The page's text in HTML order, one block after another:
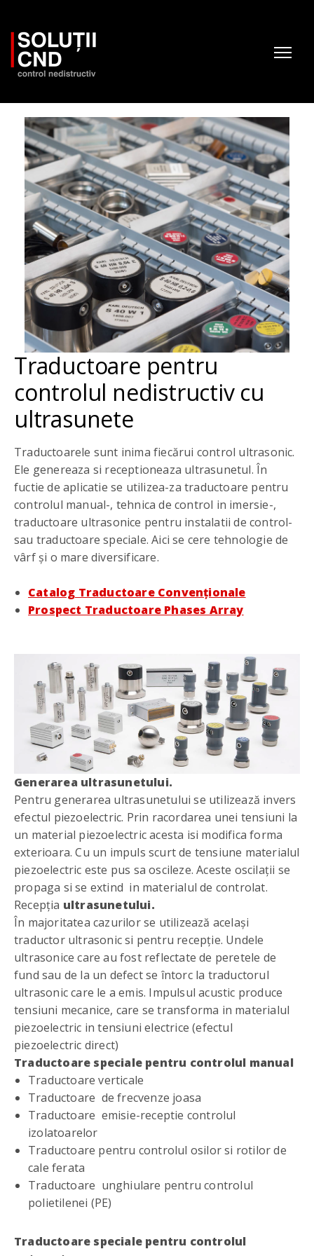
Traductoare pentru
controlul nedistructiv cu
ultrasunete
Traductoarele sunt inima fiecărui control ultrasonic.
Ele genereaza si receptioneaza ultrasunetul. În
fuctie de aplicatie se utilizea-za traductoare pentru
controlul manual-, tehnica de control in imersie-,
traductoare ultrasonice pentru instalatii de control-
sau traductoare speciale. Aici se cere tehnologie de
vârf și o mare diversificare.
Catalog Traductoare Convenționale
Prospect Traductoare Phases Array
Generarea ultrasunetului.
Pentru generarea ultrasunetului se utilizează invers
efectul piezoelectric. Prin racordarea unei tensiuni la
un material piezoelectric acesta isi modifica forma
exterioara. Cu un impuls scurt de tensiune materialul
piezoelectric este pus sa oscileze. Aceste oscilații se
propaga si se extind in materialul de controlat.
Recepția ultrasunetului.
În majoritatea cazurilor se utilizează același
traductor ultrasonic si pentru recepție. Undele
ultrasonice care au fost reflectate de peretele de
fund sau de la un defect se întorc la traductorul
ultrasonic care le a emis. Impulsul acustic produce
tensiuni mecanice, care se transforma in materialul
piezoelectric in tensiuni electrice (efectul
piezoelectric direct)
Traductoare speciale pentru controlul manual
Traductoare verticale
Traductoare de frecvenze joasa
Traductoare emisie-receptie controlul
izolatoarelor
Traductoare pentru controlul osilor si rotilor de
cale ferata
Traductoare unghiulare pentru controlul
polietilenei (PE)
Traductoare speciale pentru controlul